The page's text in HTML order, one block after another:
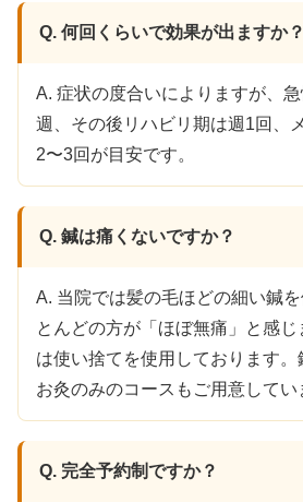
Q. 何回くらいで効果が出ますか？
A. 症状の度合いによりますが、
週、その後リハビリ期は週1回、
2〜3回が目安です。
Q. 鍼は痛くないですか？
A. 当院では髪の毛ほどの細い鍼
とんどの方が「ほぼ無痛」と感じ
は使い捨てを使用しております
お灸のみのコースもご用意してい
Q. 完全予約制ですか？